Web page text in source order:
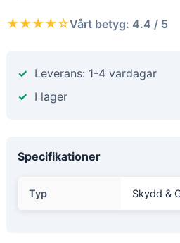
★★★★☆Vårt betyg: 4.4 / 5
Leverans: 1-4 vardagar
I lager
Specifikationer
Typ Skydd &